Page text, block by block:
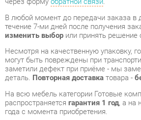
могут быть повреждены при
заметили дефект при приёме - мы
деталь.Повторная доставкатовара -
На всю мебель категории Готовые
распространяетсягарантия 1 год, а на
года с момента приобретения.
Комплект мебели для спальни Олмеко
Венге- это качественное изделие
соответствующее современному
стандарту.